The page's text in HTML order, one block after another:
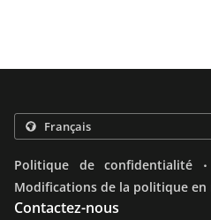
Politique de confidentialité .
Modifications de la politique en
Contactez-nous